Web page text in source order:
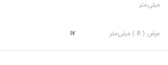
میلی‌متر
عرض ( B ) میلی‌متر 17